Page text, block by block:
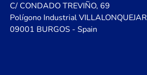
C/ CONDADO TREVIÑO, 69
Polígono Industrial VILLALONQUEJAR
09001 BURGOS - Spain